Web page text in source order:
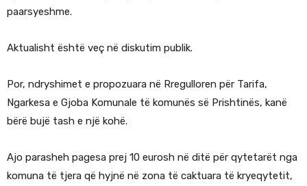
paarsyeshme.
Aktualisht është veç në diskutim publik.
Por, ndryshimet e propozuara në Rregulloren për Tarifa,
Ngarkesa e Gjoba Komunale të komunës së Prishtinës, kanë
bërë bujë tash e një kohë.
Ajo parasheh pagesa prej 10 eurosh në ditë për qytetarët nga
komuna të tjera që hyjnë në zona të caktuara të kryeqytetit,